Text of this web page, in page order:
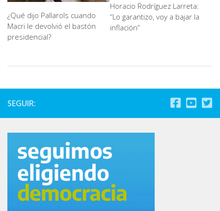
¿Qué dijo Pallarols cuando
Macri le devolvió el bastón
presidencial?
Horacio Rodríguez Larreta:
“Lo garantizo, voy a bajar la
inflación”
SEGUIR: